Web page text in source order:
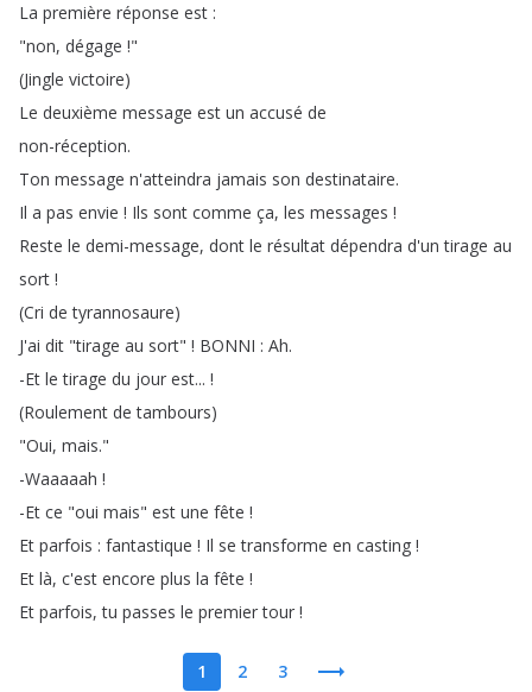
La première réponse est :
"non, dégage !"
(Jingle victoire)
Le deuxième message est un accusé de
non-réception.
Ton message n'atteindra jamais son destinataire.
Il a pas envie ! Ils sont comme ça, les messages !
Reste le demi-message, dont le résultat dépendra d'un tirage au
sort !
(Cri de tyrannosaure)
J'ai dit "tirage au sort" ! BONNI : Ah.
-Et le tirage du jour est... !
(Roulement de tambours)
"Oui, mais."
-Waaaaah !
-Et ce "oui mais" est une fête !
Et parfois : fantastique ! Il se transforme en casting !
Et là, c'est encore plus la fête !
Et parfois,tu passes le premier tour !
1 2 3